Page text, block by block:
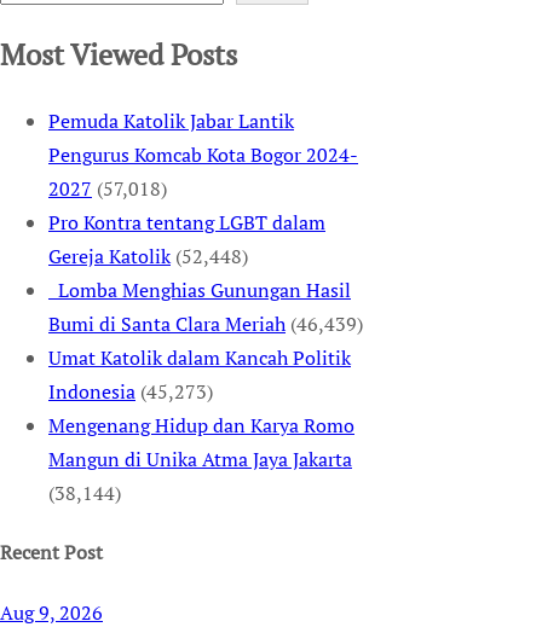
Most Viewed Posts
Pemuda Katolik Jabar Lantik
Pengurus Komcab Kota Bogor 2024-
2027 (57,018)
Pro Kontra tentang LGBT dalam
Gereja Katolik (52,448)
Lomba Menghias Gunungan Hasil
Bumi di Santa Clara Meriah (46,439)
Umat Katolik dalam Kancah Politik
Indonesia (45,273)
Mengenang Hidup dan Karya Romo
Mangun di Unika Atma Jaya Jakarta
(38,144)
Recent Post
Aug 9, 2026